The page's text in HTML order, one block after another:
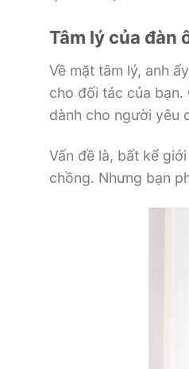
Tâm lý của đàn
Về mặt tâm lý, anh
cho đối tác của
dành cho người yêu
Vấn đề là, bất kể
chồng. Nhưng bạn